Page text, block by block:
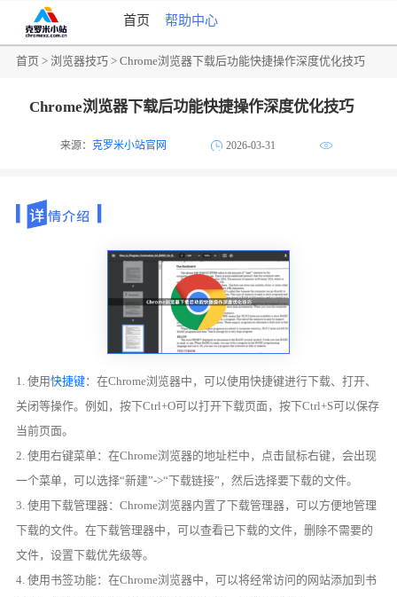
首页 帮助中心
首页 >浏览器技巧 > Chrome浏览器下载后功能快捷操作深度优化技巧
Chrome浏览器下载后功能快捷操作深度优化技巧
来源：克罗米小站官网 2026-03-31
1. 使用快捷键：在Chrome浏览器中，可以使用快捷键进行下载、打开、
关闭等操作。例如，按下Ctrl+O可以打开下载页面，按下Ctrl+S可以保存
当前页面。
2. 使用右键菜单：在Chrome浏览器的地址栏中，点击鼠标右键，会出现
一个菜单，可以选择“新建”->“下载链接”，然后选择要下载的文件。
3. 使用下载管理器：Chrome浏览器内置了下载管理器，可以方便地管理
下载的文件。在下载管理器中，可以查看已下载的文件，删除不需要的
文件，设置下载优先级等。
4. 使用书签功能：在Chrome浏览器中，可以将经常访问的网站添加到书